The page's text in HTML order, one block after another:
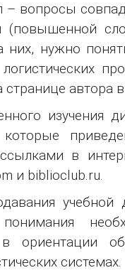
вопросы
(повышенной
них, нужно
странице автора
изучения
которые
в
и biblioclub.ru.
учебной
понимания
в ориентации
системах.